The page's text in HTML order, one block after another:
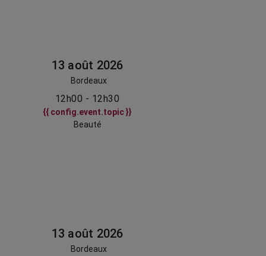
13 août 2026
Bordeaux
12h00 - 12h30
{{ config.event.topic }}
Beauté
13 août 2026
Bordeaux